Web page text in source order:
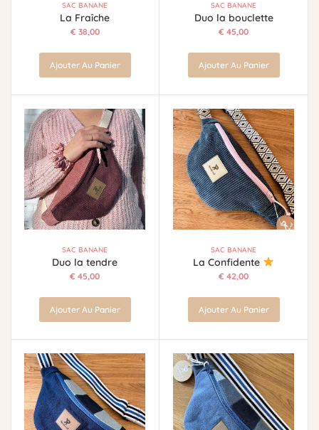
SAC BANANE
La Fraîche
€ 38,00
Ajouter Au Panier
SAC BANANE
Duo la bouclette
€ 45,00
Ajouter Au Panier
SAC BANANE
Duo la tendre
€ 45,00
Ajouter Au Panier
SAC BANANE
La Confidente
€ 42,00
Ajouter Au Panier